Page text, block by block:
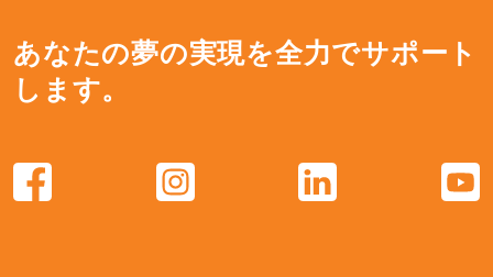
あなたの夢の実現を全力でサポート
します。